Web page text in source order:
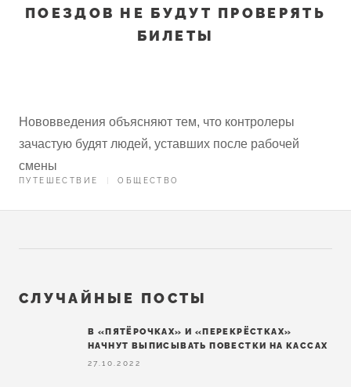
ПОЕЗДОВ НЕ БУДУТ ПРОВЕРЯТЬ
БИЛЕТЫ
Нововведения объясняют тем, что контролеры
зачастую будят людей, уставших после рабочей
смены
ПУТЕШЕСТВИЕ ОБЩЕСТВО
СЛУЧАЙНЫЕ ПОСТЫ
В «ПЯТЁРОЧКАХ» И «ПЕРЕКРЁСТКАХ»
НАЧНУТ ВЫПИСЫВАТЬ ПОВЕСТКИ НА КАССАХ
27.10.2022